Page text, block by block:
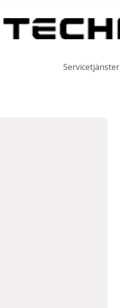
Servicetjänster